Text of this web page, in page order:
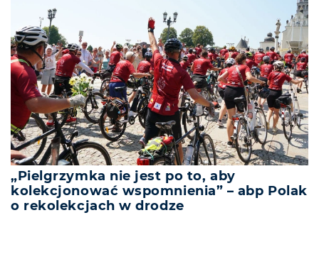
„Pielgrzymka nie jest po to, aby
kolekcjonować wspomnienia” – abp Polak
o rekolekcjach w drodze